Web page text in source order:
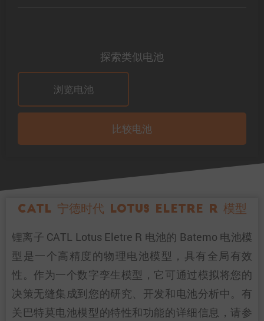
探索类似电池
浏览电池
比较电池
CATL 宁德时代 Lotus Eletre R 模型
锂离子 CATL Lotus Eletre R 电池的 Batemo 电池模
型是一个高精度的物理电池模型，具有全局有效
性。作为一个数字孪生模型，它可通过模拟将您的
决策无缝集成到您的研究、开发和电池分析中。有
关巴特莫电池模型的特性和功能的详细信息，请参